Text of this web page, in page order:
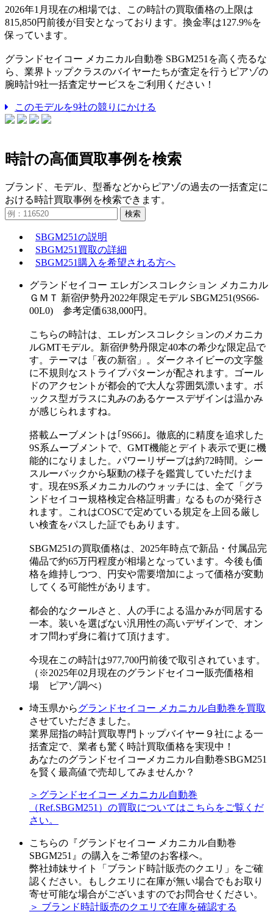
2026年1月現在の相場では、この時計の買取価格の上限は
815,850円前後が目安となっております。換金率は127.9%を
保っています。
グランドセイコー メカニカル自動巻 SBGM251を高く売るな
ら、業界トップクラスのバイヤーたちが査定を行うピアゾの
腕時計9社一括査定サービスをご利用ください！
このモデルを9社の競りにかける
時計の高価買取事例を検索
ブランド、モデル、型番などからピアゾの過去の一括査定に
おける時計買取事例を検索できます。
検索
SBGM251の説明
SBGM251買取の詳細
SBGM251購入を希望される方へ
グランドセイコー エレガンスコレクション メカニカル
ＧＭＴ 新宿伊勢丹2022年限定モデル SBGM251(9S66-
00L0) 参考定価638,000円。
こちらの時計は、エレガンスコレクションのメカニカ
ルGMTモデル。新宿伊勢丹限定40本の希少な限定品で
す。テーマは「夜の新宿」。ダークネイビーの文字盤
に不規則なストライプパターンが配されます。ゴール
ドのアクセントが都会的で大人な雰囲気漂います。ボ
ックス型ガラスに丸みのあるケースデザインは温かみ
が感じられますね。
搭載ムーブメントは｢9S66｣。徹底的に精度を追求した
9S系ムーブメントで、GMT機能とデイト表示で更に機
能的になりました。パワーリザーブは約72時間。シー
スルーバックから駆動の様子を鑑賞していただけま
す。現在9S系メカニカルのウォッチには、全て「グラ
ンドセイコー規格検定合格証明書」なるものが発行さ
れます。これはCOSCで定めている規定を上回る厳し
い検査をパスした証でもあります。
SBGM251の買取価格は、2025年時点で新品・付属品完
備品で約65万円程度が相場となっています。今後も価
格を維持しつつ、円安や需要増加によって価格が変動
してくる可能性があります。
都会的なクールさと、人の手による温かみが同居する
一本。装いを選ばない汎用性の高いデザインで、オン
オフ問わず身に着けて頂けます。
今現在この時計は977,700円前後で取引されています。
（※2025年02月現在のグランドセイコー販売価格相
場 ピアゾ調べ）
埼玉県からグランドセイコー メカニカル自動巻を買取
させていただきました。
業界屈指の時計買取専門トップバイヤー９社による一
括査定で、業者も驚く時計買取価格を実現中！
あなたのグランドセイコーメカニカル自動巻SBGM251
を賢く最高値で売却してみませんか？
＞グランドセイコー メカニカル自動巻
（Ref.SBGM251）の買取についてはこちらをご覧くだ
さい。
こちらの『グランドセイコー メカニカル自動巻
SBGM251』の購入をご希望のお客様へ。
弊社姉妹サイト「ブランド時計販売のクエリ」をご確
認ください。もしクエリに在庫が無い場合でもお取り
寄せ可能な場合がございますのでお問合せください。
＞ ブランド時計販売のクエリで在庫を確認する